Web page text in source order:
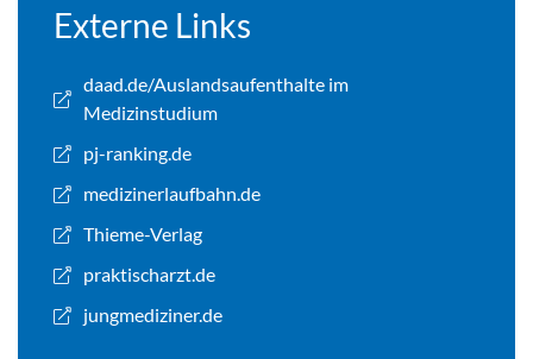
Externe Links
daad.de/Auslandsaufenthalte im
Medizinstudium
pj-ranking.de
medizinerlaufbahn.de
Thieme-Verlag
praktischarzt.de
jungmediziner.de